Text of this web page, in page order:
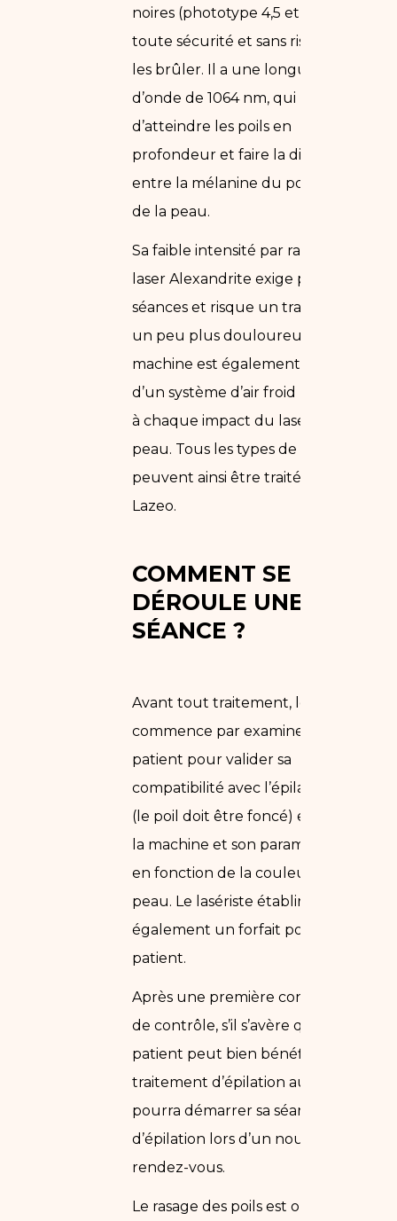
noires (phototype 4,5 et 6) en
toute sécurité et sans risquer de
les brûler. Il a une longueur
d’onde de 1064 nm, qui permet
d’atteindre les poils en
profondeur et faire la distinction
entre la mélanine du poil et celle
de la peau.
Sa faible intensité par rapport au
laser Alexandrite exige plus de
séances et risque un traitement
un peu plus douloureux. La
machine est également équipée
d’un système d’air froid propulsé
à chaque impact du laser sur la
peau. Tous les types de peaux
peuvent ainsi être traités chez
Lazeo.
COMMENT SE
DÉROULE UNE
SÉANCE ?
Avant tout traitement, le lasériste
commence par examiner le
patient pour valider sa
compatibilité avec l’épilation laser
(le poil doit être foncé) et choisir
la machine et son paramétrage
en fonction de la couleur de
peau. Le lasériste établira
également un forfait pour le
patient.
Après une première consultation
de contrôle, s’il s’avère que le
patient peut bien bénéficier d’un
traitement d’épilation au laser, il
pourra démarrer sa séance
d’épilation lors d’un nouveau
rendez-vous.
Le rasage des poils est obligatoire